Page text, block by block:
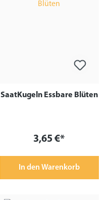
SaatKugeln Essbare Blüten
3,65 €*
In den Warenkorb